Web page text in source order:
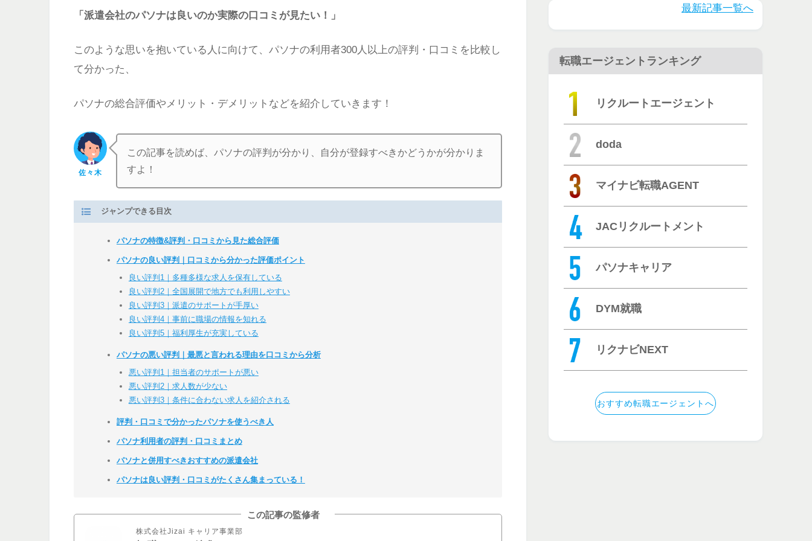
「派遣会社のパソナは良いのか実際の口コミが見たい！」
このような思いを抱いている人に向けて、パソナの利用者300人以上の評判・口コミを比較し
て分かった、
パソナの総合評価やメリット・デメリットなどを紹介していきます！
佐々木
この記事を読めば、パソナの評判が分かり、自分が登録すべきかどうかが分かりま
すよ！
ジャンプできる目次
パソナの特徴&評判・口コミから見た総合評価
パソナの良い評判｜口コミから分かった評価ポイント
良い評判1｜多種多様な求人を保有している
良い評判2｜全国展開で地方でも利用しやすい
良い評判3｜派遣のサポートが手厚い
良い評判4｜事前に職場の情報を知れる
良い評判5｜福利厚生が充実している
パソナの悪い評判｜最悪と言われる理由を口コミから分析
悪い評判1｜担当者のサポートが悪い
悪い評判2｜求人数が少ない
悪い評判3｜条件に合わない求人を紹介される
評判・口コミで分かったパソナを使うべき人
パソナ利用者の評判・口コミまとめ
パソナと併用すべきおすすめの派遣会社
パソナは良い評判・口コミがたくさん集まっている！
この記事の監修者
株式会社Jizai キャリア事業部
口コミを徹底
最新記事一覧へ
転職エージェントランキング
リクルートエージェント
doda
マイナビ転職AGENT
JACリクルートメント
パソナキャリア
DYM就職
リクナビNEXT
おすすめ転職エージェントへ